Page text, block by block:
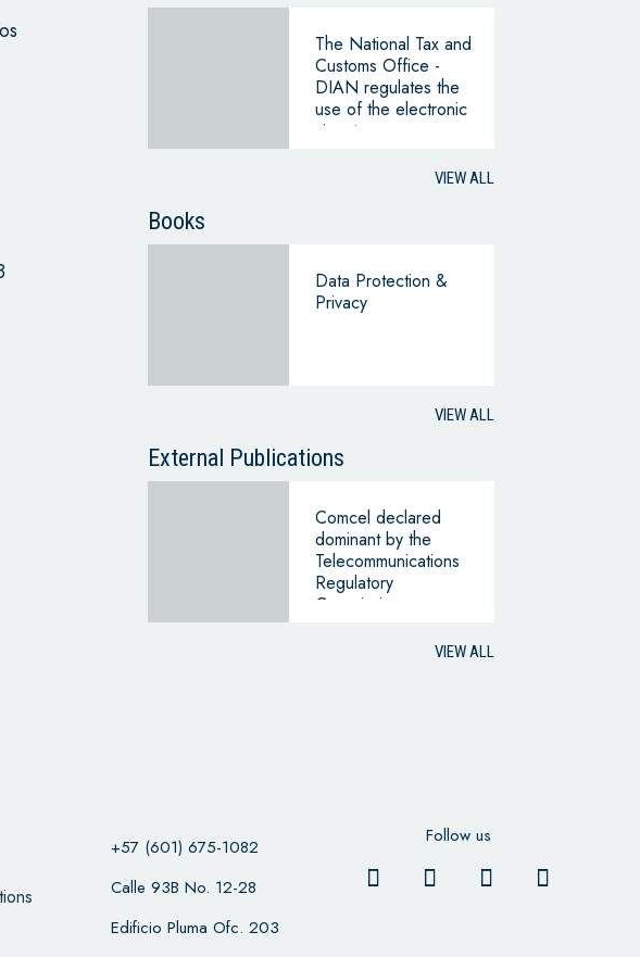
The National Tax and
Customs Office -
DIAN regulates the
use of the electronic
signatures
VIEW ALL
Books
Data Protection &
Privacy
VIEW ALL
External Publications
Comcel declared
dominant by the
Telecommunications
Regulatory
Commission
VIEW ALL
+57 (601) 675-1082
Calle 93B No. 12-28
Edificio Pluma Ofc. 203
Follow us